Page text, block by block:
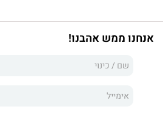
הסבר רפואי. אצל רובם קיים חשד
המחלות הפסיכוסומטיות,
אנחנו ממש אהבנו!